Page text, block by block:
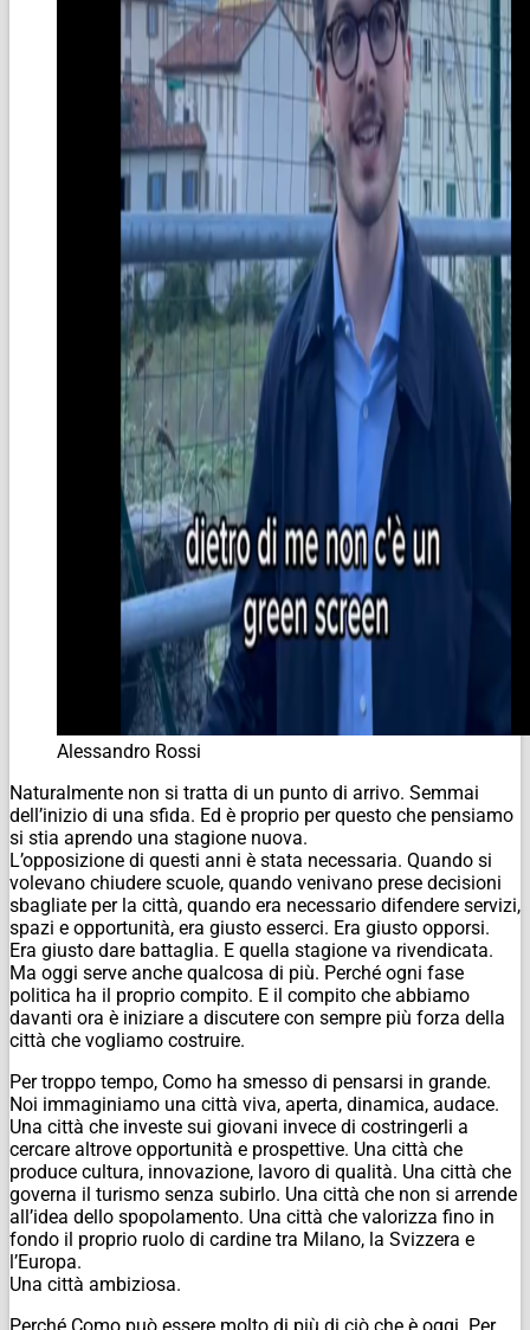
Alessandro Rossi
Naturalmente non si tratta di un punto di arrivo. Semmai
dell’inizio di una sfida. Ed è proprio per questo che pensiamo
si stia aprendo una stagione nuova.
L’opposizione di questi anni è stata necessaria. Quando si
volevano chiudere scuole, quando venivano prese decisioni
sbagliate per la città, quando era necessario difendere servizi,
spazi e opportunità, era giusto esserci. Era giusto opporsi.
Era giusto dare battaglia. E quella stagione va rivendicata.
Ma oggi serve anche qualcosa di più. Perché ogni fase
politica ha il proprio compito. E il compito che abbiamo
davanti ora è iniziare a discutere con sempre più forza della
città che vogliamo costruire.
Per troppo tempo, Como ha smesso di pensarsi in grande.
Noi immaginiamo una città viva, aperta, dinamica, audace.
Una città che investe sui giovani invece di costringerli a
cercare altrove opportunità e prospettive. Una città che
produce cultura, innovazione, lavoro di qualità. Una città che
governa il turismo senza subirlo. Una città che non si arrende
all’idea dello spopolamento. Una città che valorizza fino in
fondo il proprio ruolo di cardine tra Milano, la Svizzera e
l’Europa.
Una città ambiziosa.
Perché Como può essere molto di più di ciò che è oggi. Per